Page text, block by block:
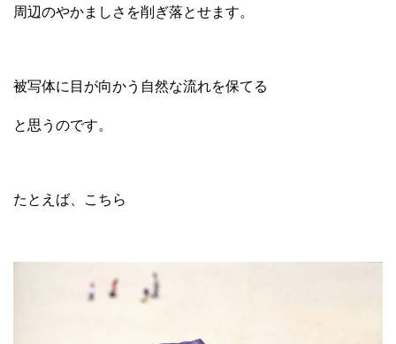
周辺のやかましさを削ぎ落とせます。
被写体に目が向かう自然な流れを保てる
と思うのです。
たとえば、こちら